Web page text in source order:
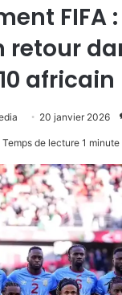
FIFA :
retour
10 africain
20 janvier 2026
Temps de lecture 1 minute